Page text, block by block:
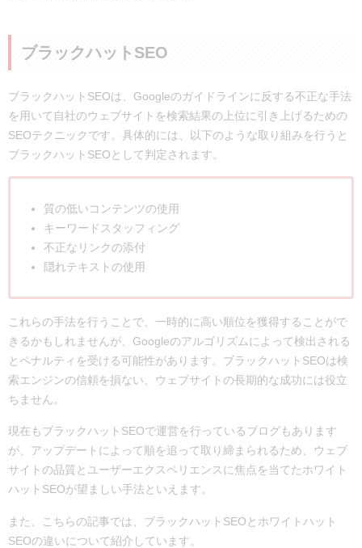
ブラックハットSEO
ブラックハットSEOは、Googleのガイドラインに反する不正な手法
を用いて自社のウェブサイトを検索結果の上位に引き上げるための
SEOテクニックです。具体的には、以下のような取り組みを行うと
ブラックハットSEOとして判定されます。
質の低いコンテンツの使用
キーワードスタッフィング
不正なリンクの添付
隠れテキストの使用
これらの手法を行うことで、一時的に高い順位を獲得することがで
きるかもしれませんが、Googleのアルゴリズムによって検出される
とペナルティを受ける可能性があります。ブラックハットSEOは検
索エンジンの信頼を損ない、ウェブサイトの長期的な成功には役立
ちません。
現在もブラックハットSEOで運営を行っているブログもあります
が、アップデートによって順を追って取り締まられるため、ウェブ
サイトの品質とユーザーエクスペリエンスに焦点を当てたホワイト
ハットSEOが望ましい手法といえます。
また、こちらの記事では、ブラックハットSEOとホワイトハット
SEOの違いについて紹介しています。